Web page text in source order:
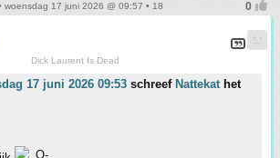
woensdag 17 juni 2026 @ 09:57 • 18
Dick Laurent Is Dead
17 juni 2026 09:53 schreef Nattekathet